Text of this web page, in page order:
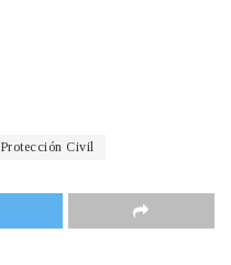
Protección Civil